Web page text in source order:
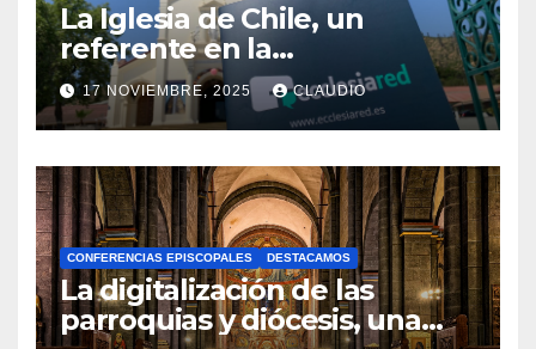
La Iglesia de Chile, un
referente en la
transformación digital
gracias a Ecclesiared
17 NOVIEMBRE, 2025 CLAUDIO
N
O
H
A
Y
C
O
CONFERENCIAS EPISCOPALES DESTACAMOS
La digitalización de las
parroquias y diócesis, una